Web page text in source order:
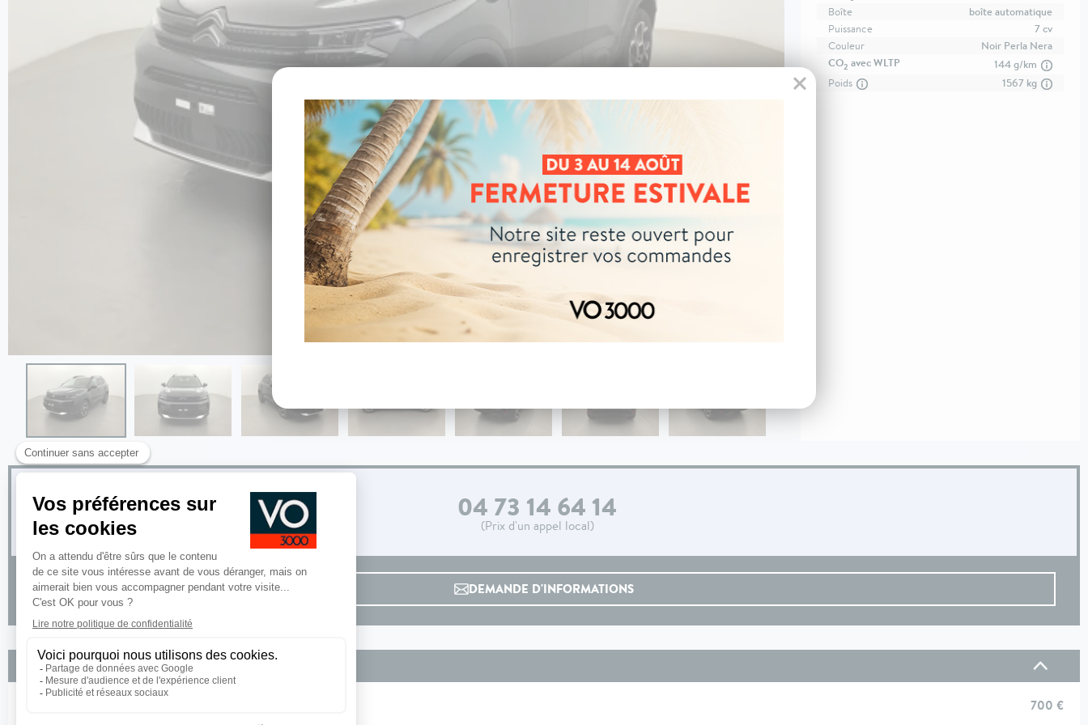
Boîte
boîte automatique
Puissance
7 cv
Couleur
Noir Perla Nera
CO2 avec WLTP
144 g/km
Poids
1567 kg
04 73 14 64 14
(Prix d'un appel local)
DEMANDE D'INFORMATIONS
Options incluses
700 €